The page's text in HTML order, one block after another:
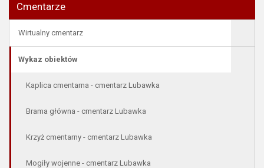
Cmentarze
Wirtualny cmentarz
Wykaz obiektów
Kaplica cmentarna - cmentarz Lubawka
Brama główna - cmentarz Lubawka
Krzyż cmentarny - cmentarz Lubawka
Mogiły wojenne - cmentarz Lubawka